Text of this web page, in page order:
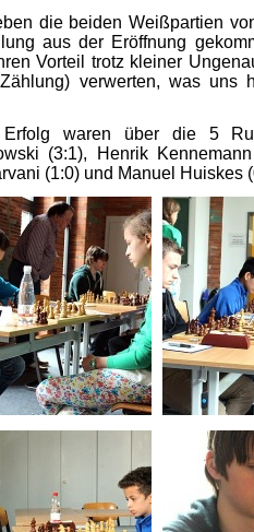
die beiden Weißpartien
aus der Eröffnung
Vorteil trotz kleiner
verwerten, was
waren über die 5
(3:1), Henrik
(1:0) und Manuel Huiskes